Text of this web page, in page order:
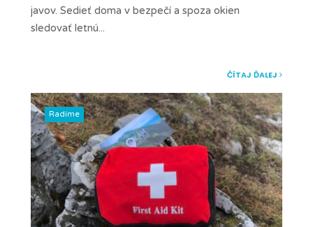
javov. Sedieť doma v bezpečí a spoza okien
sledovať letnú...
ČÍTAJ ĎALEJ
Radíme